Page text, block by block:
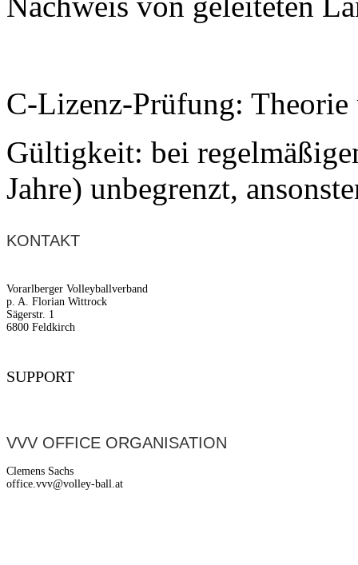
C-Lizenz-Prüfung: Theorie
Gültigkeit: bei
Jahre) unbegrenzt,
KONTAKT
Vorarlberger Volleyballverband
p. A. Florian Wittrock
Sägerstr. 1
6800 Feldkirch
SUPPORT
VVV OFFICE ORGANISATION
Clemens Sachs
office.vvv@volley-ball.at